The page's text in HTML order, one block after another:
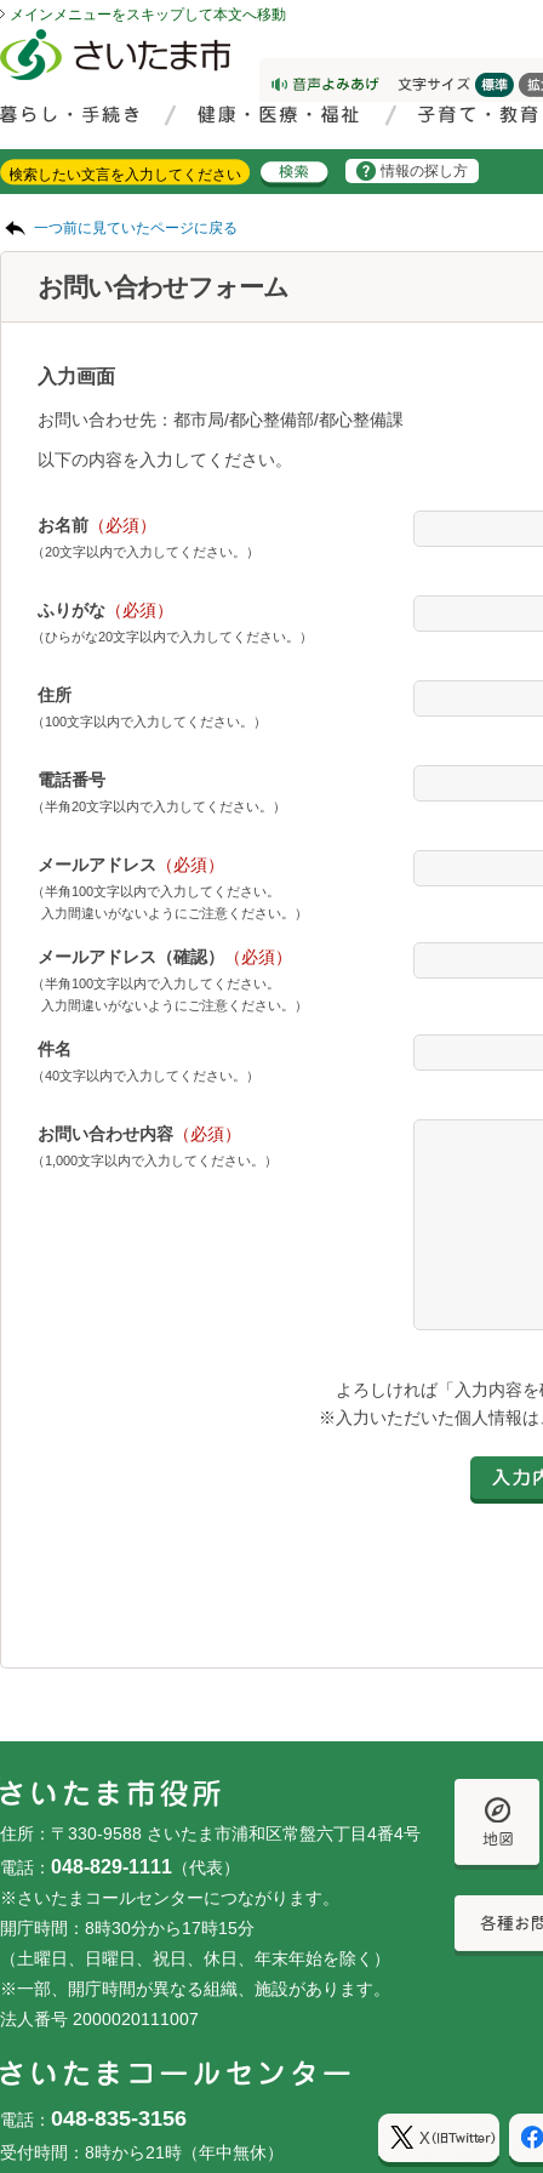
メインメニューをスキップして本文へ移動
情報の探し方
一つ前に見ていたページに戻る
お問い合わせフォーム
入力画面
お問い合わせ先：都市局/都心整備部/都心整備課
以下の内容を入力してください。
お名前 （必須）
（20文字以内で入力してください。）
ふりがな （必須）
（ひらがな20文字以内で入力してください。）
住所
（100文字以内で入力してください。）
電話番号
（半角20文字以内で入力してください。）
メールアドレス （必須）
（半角100文字以内で入力してください。
入力間違いがないようにご注意ください。）
メールアドレス（確認） （必須）
（半角100文字以内で入力してください。
入力間違いがないようにご注意ください。）
件名
（40文字以内で入力してください。）
お問い合わせ内容 （必須）
（1,000文字以内で入力してください。）
よろしければ「入力内容
※入力いただいた個人情報
住所：〒330-9588 さいたま市浦和区常盤六丁目4番4号
電話： 048-829-1111 （代表）
※さいたまコールセンターにつながります。
開庁時間：8時30分から17時15分
（土曜日、日曜日、祝日、休日、年末年始を除く）
※一部、開庁時間が異なる組織、施設があります。
法人番号 2000020111007
電話： 048-835-3156
受付時間：8時から21時（年中無休）